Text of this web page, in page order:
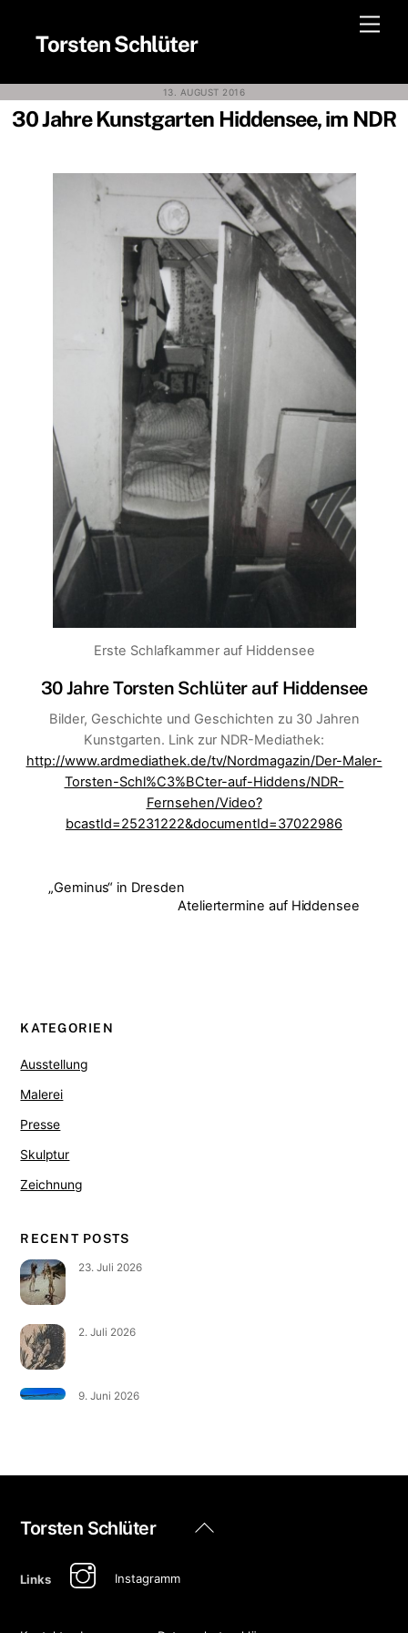
contentTorsten Schlüter
13. AUGUST 2016
30 Jahre Kunstgarten Hiddensee, im NDR
Erste Schlafkammer auf Hiddensee
30 Jahre Torsten Schlüter auf Hiddensee
Bilder, Geschichte und Geschichten zu 30 Jahren
Kunstgarten. Link zur NDR-Mediathek:
http://www.ardmediathek.de/tv/Nordmagazin/Der-Maler-
Torsten-Schl%C3%BCter-auf-Hiddens/NDR-
Fernsehen/Video?
bcastId=25231222&documentId=37022986
„Geminus“ in Dresden
Ateliertermine auf Hiddensee
KATEGORIEN
Ausstellung
Malerei
Presse
Skulptur
Zeichnung
RECENT POSTS
23. Juli 2026
2. Juli 2026
9. Juni 2026
Back
Torsten Schlüter
Links Instagramm